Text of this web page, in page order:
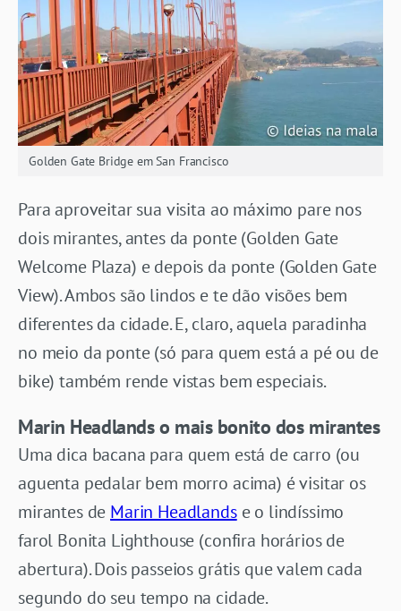
Golden Gate Bridge em San Francisco
Para aproveitar sua visita ao máximo pare nos
dois mirantes, antes da ponte (Golden Gate
Welcome Plaza) e depois da ponte (Golden Gate
View). Ambos são lindos e te dão visões bem
diferentes da cidade. E, claro, aquela paradinha
no meio da ponte (só para quem está a pé ou de
bike) também rende vistas bem especiais.
Marin Headlands o mais bonito dos mirantes
Uma dica bacana para quem está de carro (ou
aguenta pedalar bem morro acima) é visitar os
mirantes de Marin Headlandse o lindíssimo
farol Bonita Lighthouse (confira horários de
abertura). Dois passeios grátis que valem cada
segundo do seu tempo na cidade.